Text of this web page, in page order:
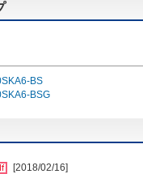
BS
BSG
[2018/02/16]